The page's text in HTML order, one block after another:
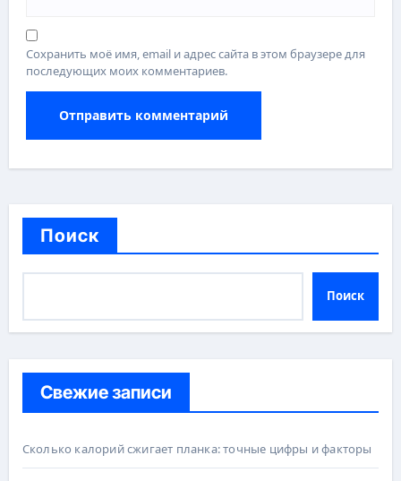
Сохранить моё имя, email и адрес сайта в этом браузере для
последующих моих комментариев.
Поиск
Поиск
Свежие записи
Сколько калорий сжигает планка: точные цифры и факторы